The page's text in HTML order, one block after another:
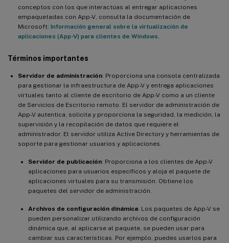
conceptos con los que interactúas al entregar aplicaciones
empaquetadas con App-V, consulta la documentación de
Microsoft: Información general sobre la virtualización de
aplicaciones (App-V) para clientes de Windows
Términos importantes
Servidor de administración: Proporciona una consola centralizada
para gestionar la infraestructura de App-V y entrega aplicaciones
virtuales tanto al cliente de escritorio de App-V como a un cliente
de Servicios de Escritorio remoto. El servidor de administración de
App-V autentica, solicita y proporciona la seguridad, la medición, la
supervisión y la recopilación de datos que requiere el
administrador. El servidor utiliza Active Directory y herramientas de
soporte para gestionar usuarios y aplicaciones.
Servidor de publicación: Proporciona a los clientes de App-V
aplicaciones para usuarios específicos y aloja el paquete de
aplicaciones virtuales para su transmisión. Obtiene los
paquetes del servidor de administración.
Archivos de configuración dinámica: Los paquetes de App-V se
pueden personalizar utilizando archivos de configuración
dinámica que, al aplicarse al paquete, se pueden usar para
cambiar sus características. Por ejemplo, puedes usarlos para